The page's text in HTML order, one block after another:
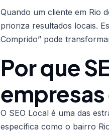
Quando um cliente em Rio
prioriza resultados locais.
Comprido” pode
Por que
O SEO Local é uma das
específica como o bairro